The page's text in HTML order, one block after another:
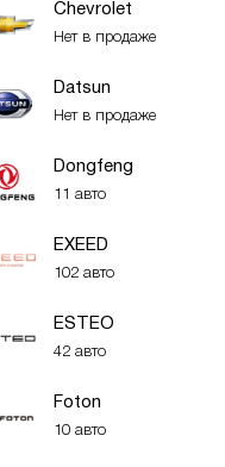
Chevrolet
Нет в продаже
Datsun
Нет в продаже
Dongfeng
11 авто
EXEED
102 авто
ESTEO
42 авто
Foton
10 авто